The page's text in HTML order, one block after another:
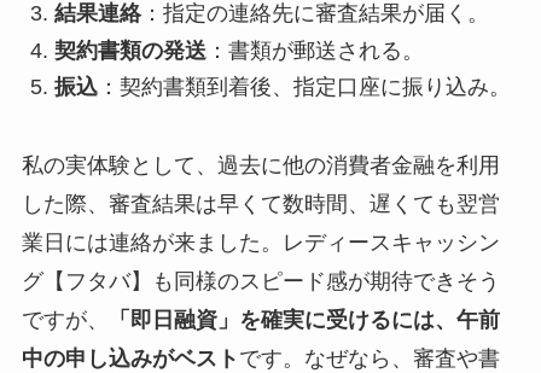
結果連絡：指定の連絡先に審査結果が届く。
契約書類の発送 ：書類が郵送される。
振込：契約書類到着後、指定口座に振り込み。
私の実体験として、過去に他の消費者金融を利用
した際、審査結果は早くて数時間、遅くても翌営
業日には連絡が来ました。レディースキャッシン
グ【フタバ】も同様のスピード感が期待できそう
ですが、
「即日融資」を確実に受けるには、午前
中の申し込みがベスト です。なぜなら、審査や書